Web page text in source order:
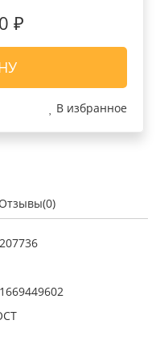
0 ₽
В избранное
Отзывы(0)